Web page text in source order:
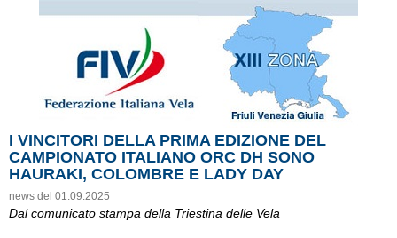
I VINCITORI DELLA PRIMA EDIZIONE DEL
CAMPIONATO ITALIANO ORC DH SONO
HAURAKI, COLOMBRE E LADY DAY
news del 01.09.2025
Dal comunicato stampa della Triestina delle Vela